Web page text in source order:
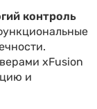
контроль
xFusion
и